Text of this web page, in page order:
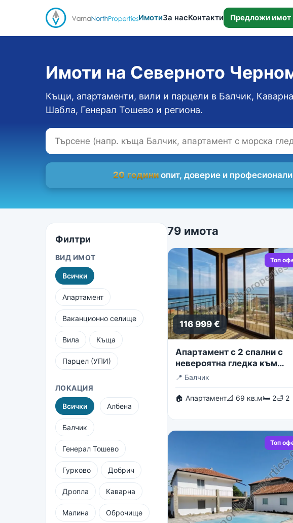
ИмотиЗа насКонтакти Предложи имот
Имоти на Северното
Къщи, апартаменти, вили и парцели в Балчик,
Шабла, Генерал Тошево и региона.
20 години опит, доверие и
Филтри
ВИД ИМОТ
Всички
Апартамент
Ваканционно селище
Вила Къща
Парцел (УПИ)
ЛОКАЦИЯ
Всички Албена
Балчик
Генерал Тошево
Гурково Добрич
Дропла Каварна
Малина Оброчище
79 имота
Топ
116 999 €
Апартамент с 2 спални с
невероятна гледка към
безкрайното море
📍 Балчик
🏠 Апартамент📐 69 кв.м🛏 2🛁 2
Топ